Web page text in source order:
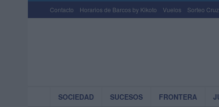
Contacto Horarios de Barcos by Kikoto Vuelos Sorteo
SOCIEDAD SUCESOS FRONTERA